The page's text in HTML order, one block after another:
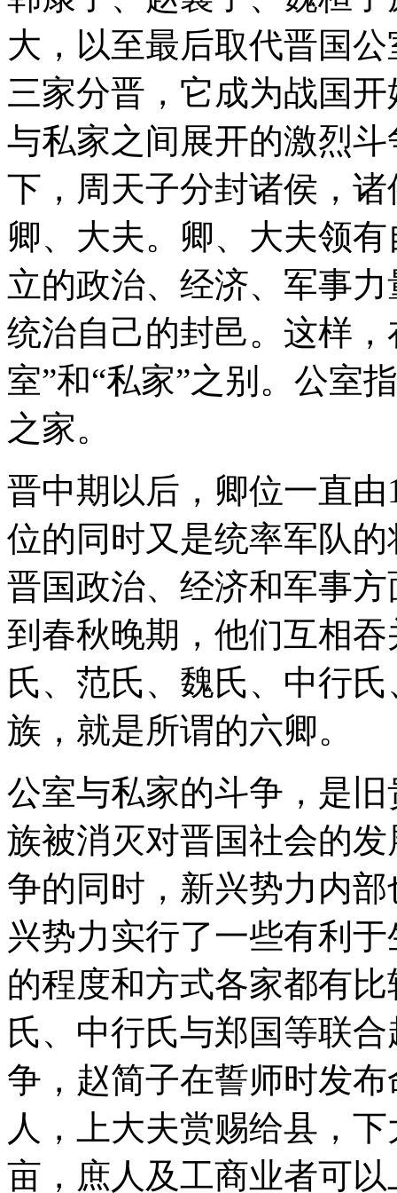
大，以至最后取代晋国
三家分晋，它成为战国
与私家之间展开的激烈
下，周天子分封诸侯，
卿、大夫。卿、大夫领
立的政治、经济、军事
统治自己的封邑。这样
室”和“私家”之别。公室
之家。
晋中期以后，卿位一直
位的同时又是统率军队
晋国政治、经济和军事
到春秋晚期，他们互相
氏、范氏、魏氏、中行
族，就是所谓的六卿。
公室与私家的斗争，是
族被消灭对晋国社会的
争的同时，新兴势力内
兴势力实行了一些有利
的程度和方式各家都有
氏、中行氏与郑国等联
争，赵简子在誓师时发
人，上大夫赏赐给县，
亩，庶人及工商业者可